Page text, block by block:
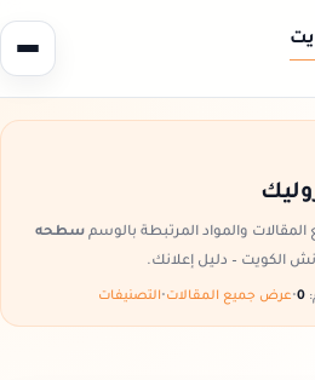
والمواد المرتبطة بالوسم سطحه
الكويت – دليل إعلانك.
•عرض جميع المقالات•التصنيفات